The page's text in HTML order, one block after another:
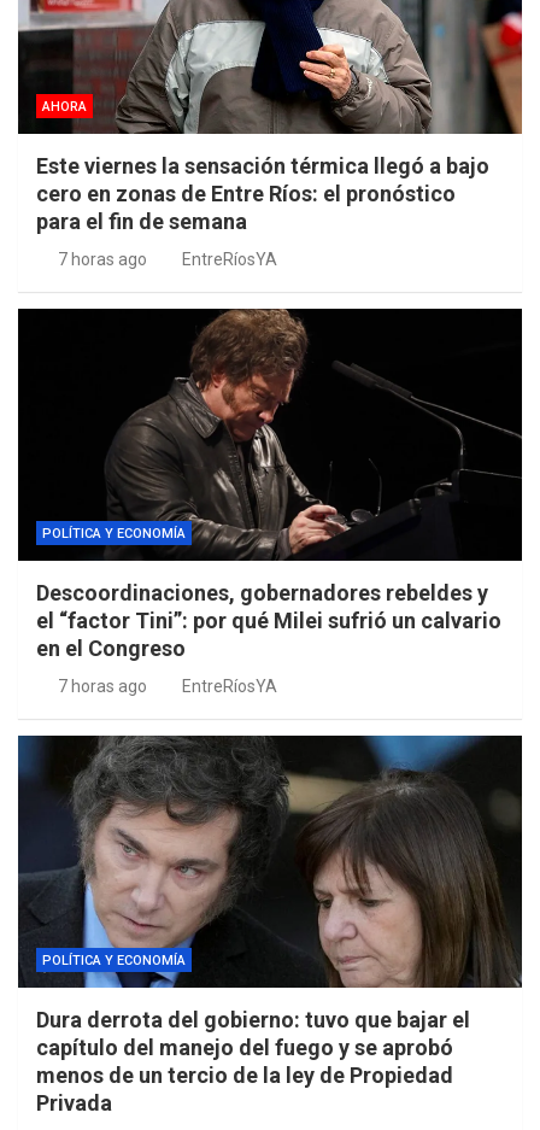
AHORA
Este viernes la sensación térmica llegó a bajo
cero en zonas de Entre Ríos: el pronóstico
para el fin de semana
7 horas ago EntreRíosYA
POLÍTICA Y ECONOMÍA
Descoordinaciones, gobernadores rebeldes y
el “factor Tini”: por qué Milei sufrió un calvario
en el Congreso
7 horas ago EntreRíosYA
POLÍTICA Y ECONOMÍA
Dura derrota del gobierno: tuvo que bajar el
capítulo del manejo del fuego y se aprobó
menos de un tercio de la ley de Propiedad
Privada